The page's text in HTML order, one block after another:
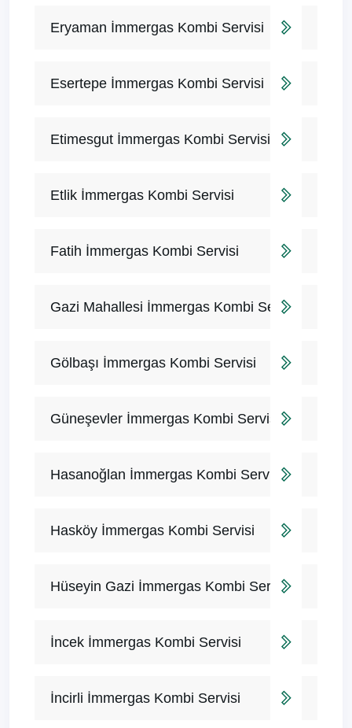
Eryaman İmmergas Kombi Servisi
Esertepe İmmergas Kombi Servisi
Etimesgut İmmergas Kombi Servisi
Etlik İmmergas Kombi Servisi
Fatih İmmergas Kombi Servisi
Gazi Mahallesi İmmergas Kombi Servisi
Gölbaşı İmmergas Kombi Servisi
Güneşevler İmmergas Kombi Servisi
Hasanoğlan İmmergas Kombi Servisi
Hasköy İmmergas Kombi Servisi
Hüseyin Gazi İmmergas Kombi Servisi
İncek İmmergas Kombi Servisi
İncirli İmmergas Kombi Servisi